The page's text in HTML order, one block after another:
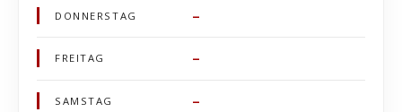
DONNERSTAG –
FREITAG –
SAMSTAG –